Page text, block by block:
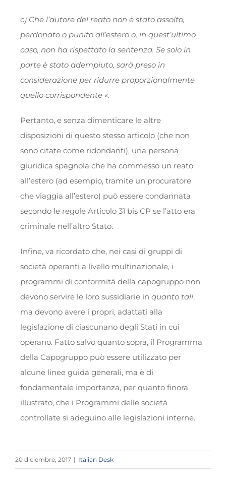
c) Che l’autore del reato non è stato assolto,
perdonato o punito all’estero o, in quest’ultimo
caso, non ha rispettato la sentenza. Se solo in
parte è stato adempiuto, sarà preso in
considerazione per ridurre proporzionalmente
quello corrispondente «.
Pertanto, e senza dimenticare le altre
disposizioni di questo stesso articolo (che non
sono citate come ridondanti), una persona
giuridica spagnola che ha commesso un reato
all’estero (ad esempio, tramite un procuratore
che viaggia all’estero) può essere condannata
secondo le regole Articolo 31 bis CP se l’atto era
criminale nell’altro Stato.
Infine, va ricordato che, nei casi di gruppi di
società operanti a livello multinazionale, i
programmi di conformità della capogruppo non
devono servire le loro sussidiarie in quanto tali,
ma devono avere i propri, adattati alla
legislazione di ciascunano degli Stati in cui
operano. Fatto salvo quanto sopra, il Programma
della Capogruppo può essere utilizzato per
alcune linee guida generali, ma è di
fondamentale importanza, per quanto finora
illustrato, che i Programmi delle società
controllate si adeguino alle legislazioni interne.
20 diciembre, 2017 | Italian Desk